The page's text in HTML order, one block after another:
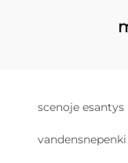
scenoje esantys